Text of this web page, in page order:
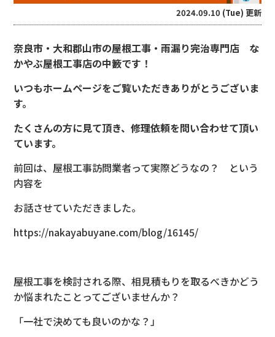
2024.09.10 (Tue) 更新
奈良市・大和郡山市の屋根工事・雨漏り完治専門店 な
かやぶ屋根工事店の中籔です！
いつもホームページをご覧いただきありがとうございま
す。
たくさんの方に見て頂き、修理依頼を問い合わせて頂い
ています。
前回は、屋根工事訪問業者って実際どうなの？ という
内容を
お話させていただきました。
https://nakayabuyane.com/blog/16145/
屋根工事を検討される際、相見積もりを取るべきかどう
か悩まれたことってございませんか？
「一社で決めても良いのかな？」